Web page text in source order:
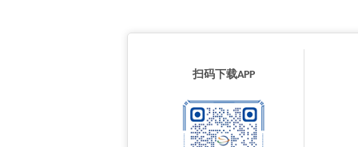
扫码下载APP